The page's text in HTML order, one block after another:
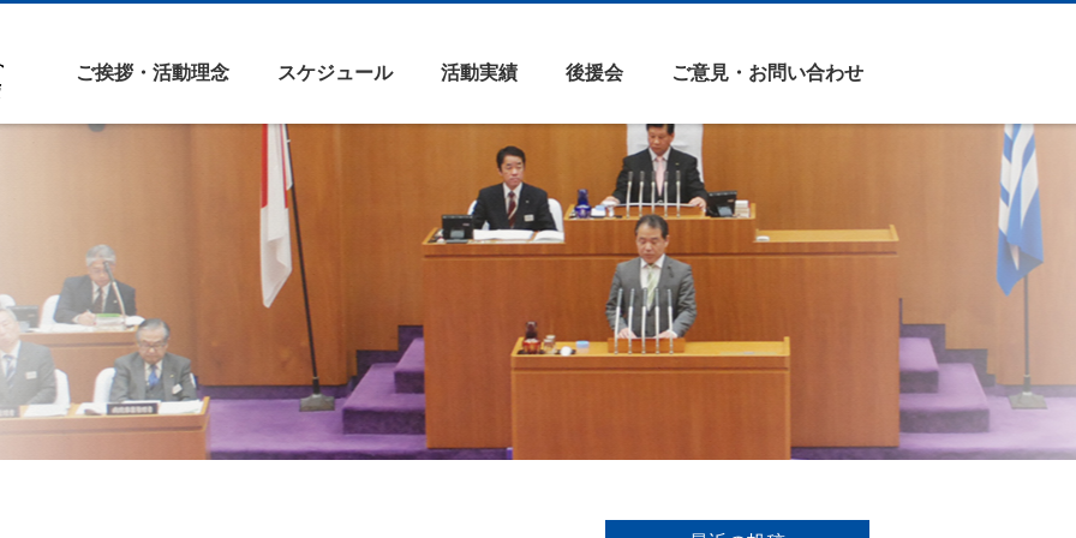
ご挨拶・活動理念 スケジュール 活動実績 後援会 ご意見・お問い合わせ